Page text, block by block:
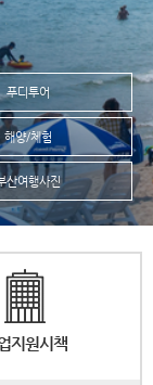
푸디투어
해양/체험
산여행사진
지원시책